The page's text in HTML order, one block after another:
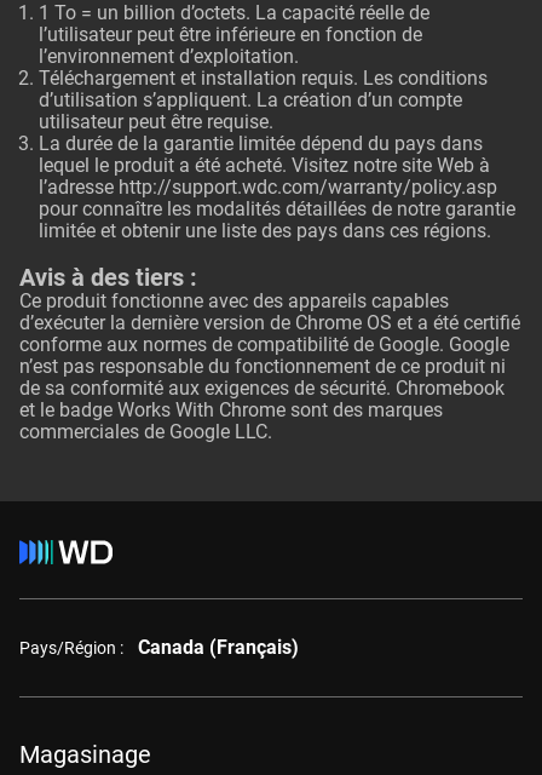
1 To = un billion d’octets. La capacité réelle de
l’utilisateur peut être inférieure en fonction de
l’environnement d’exploitation.
Téléchargement et installation requis. Les conditions
d’utilisation s’appliquent. La création d’un compte
utilisateur peut être requise.
La durée de la garantie limitée dépend du pays dans
lequel le produit a été acheté. Visitez notre site Web à
l’adresse http://support.wdc.com/warranty/policy.asp
pour connaître les modalités détaillées de notre garantie
limitée et obtenir une liste des pays dans ces régions.
Avis à des tiers :
Ce produit fonctionne avec des appareils capables
d’exécuter la dernière version de Chrome OS et a été certifié
conforme aux normes de compatibilité de Google. Google
n’est pas responsable du fonctionnement de ce produit ni
de sa conformité aux exigences de sécurité. Chromebook
et le badge Works With Chrome sont des marques
commerciales de Google LLC.
Pays/Région : Canada (Français)
Magasinage